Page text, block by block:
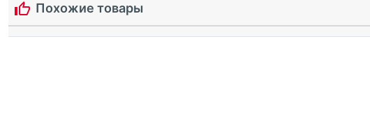
Похожие товары